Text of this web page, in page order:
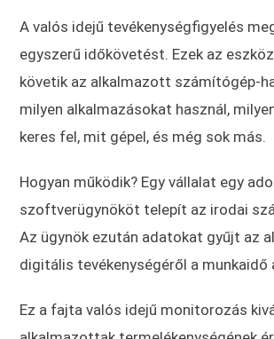
A valós idejű tevékenységfigyelés
egyszerű időkövetést. Ezek az
követik az alkalmazott számítógép-
milyen alkalmazásokat használ,
keres fel, mit gépel, és még sok más.
Hogyan működik? Egy vállalat egy
szoftverügynököt telepít az irodai
Az ügynök ezután adatokat gyűjt az
digitális tevékenységéről a munkaidő
Ez a fajta valós idejű monitorozás